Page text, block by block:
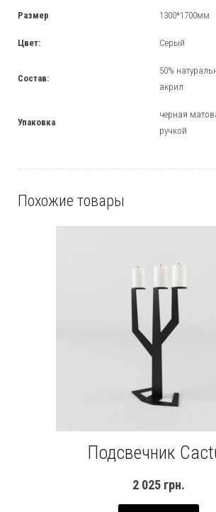
Размер 1300*1700мм.
Цвет: Серый
Состав:
50%
акрил
Упаковка
черная
ручкой
Похожие товары
Подсвечник
2 025 грн.